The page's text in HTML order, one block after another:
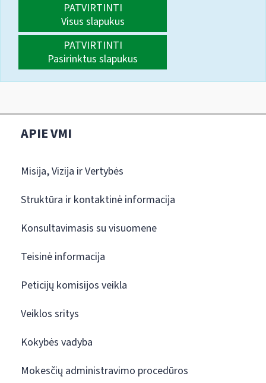
PATVIRTINTI
Visus slapukus
PATVIRTINTI
Pasirinktus slapukus
APIE VMI
Misija, Vizija ir Vertybės
Struktūra ir kontaktinė informacija
Konsultavimasis su visuomene
Teisinė informacija
Peticijų komisijos veikla
Veiklos sritys
Kokybės vadyba
Mokesčių administravimo procedūros